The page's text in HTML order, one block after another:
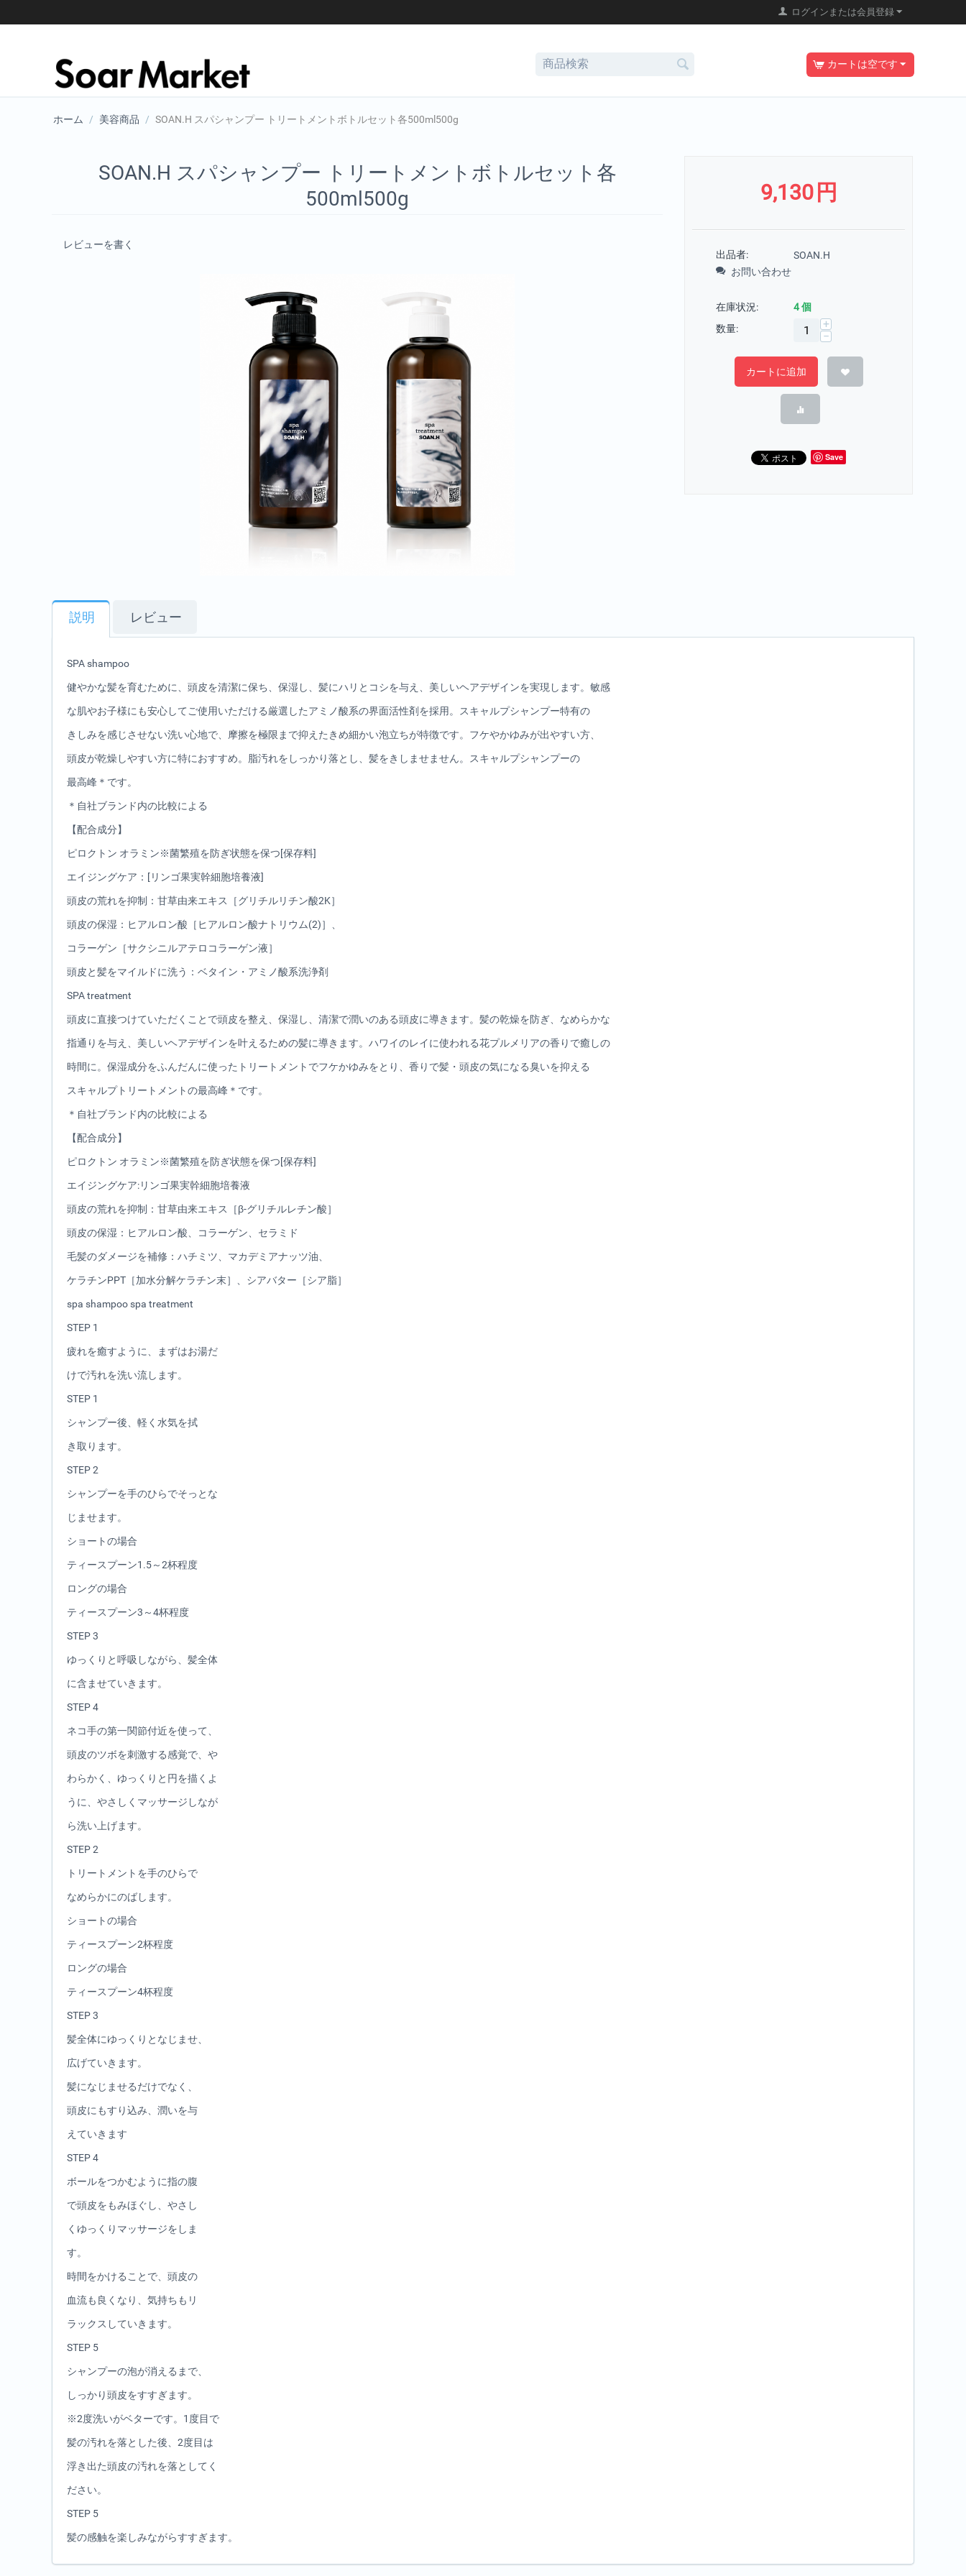
ログインまたは会員登録
カートは空です
ホーム / 美容商品 / SOAN.H スパシャンプー トリートメントボトルセット各500ml500g
SOAN.H スパシャンプー トリートメントボトルセット各
500ml500g
レビューを書く
9,130 円
出品者:
SOAN.H
お問い合わせ
在庫状況:
4 個
数量:
+
−
カートに追加
Save
説明 レビュー
SPA shampoo
健やかな髪を育むために、頭皮を清潔に保ち、保湿し、髪にハリとコシを与え、美しいヘアデザインを実現します。敏感
な肌やお子様にも安心してご使用いただける厳選したアミノ酸系の界面活性剤を採用。スキャルプシャンプー特有の
きしみを感じさせない洗い心地で、摩擦を極限まで抑えたきめ細かい泡立ちが特徴です。フケやかゆみが出やすい方、
頭皮が乾燥しやすい方に特におすすめ。脂汚れをしっかり落とし、髪をきしませません。スキャルプシャンプーの
最高峰＊です。
＊自社ブランド内の比較による
【配合成分】
ピロクトン オラミン※菌繁殖を防ぎ状態を保つ[保存料]
エイジングケア：[リンゴ果実幹細胞培養液]
頭皮の荒れを抑制：甘草由来エキス［グリチルリチン酸2K］
頭皮の保湿：ヒアルロン酸［ヒアルロン酸ナトリウム(2)］、
コラーゲン［サクシニルアテロコラーゲン液］
頭皮と髪をマイルドに洗う：ベタイン・アミノ酸系洗浄剤
SPA treatment
頭皮に直接つけていただくことで頭皮を整え、保湿し、清潔で潤いのある頭皮に導きます。髪の乾燥を防ぎ、なめらかな
指通りを与え、美しいヘアデザインを叶えるための髪に導きます。ハワイのレイに使われる花プルメリアの香りで癒しの
時間に。保湿成分をふんだんに使ったトリートメントでフケかゆみをとり、香りで髪・頭皮の気になる臭いを抑える
スキャルプトリートメントの最高峰＊です。
＊自社ブランド内の比較による
【配合成分】
ピロクトン オラミン※菌繁殖を防ぎ状態を保つ[保存料]
エイジングケア:リンゴ果実幹細胞培養液
頭皮の荒れを抑制：甘草由来エキス［β-グリチルレチン酸］
頭皮の保湿：ヒアルロン酸、コラーゲン、セラミド
毛髪のダメージを補修：ハチミツ、マカデミアナッツ油、
ケラチンPPT［加水分解ケラチン末］、シアバター［シア脂］
spa shampoo spa treatment
STEP 1
疲れを癒すように、まずはお湯だ
けで汚れを洗い流します。
STEP 1
シャンプー後、軽く水気を拭
き取ります。
STEP 2
シャンプーを手のひらでそっとな
じませます。
ショートの場合
ティースプーン1.5～2杯程度
ロングの場合
ティースプーン3～4杯程度
STEP 3
ゆっくりと呼吸しながら、髪全体
に含ませていきます。
STEP 4
ネコ手の第一関節付近を使って、
頭皮のツボを刺激する感覚で、や
わらかく、ゆっくりと円を描くよ
うに、やさしくマッサージしなが
ら洗い上げます。
STEP 2
トリートメントを手のひらで
なめらかにのばします。
ショートの場合
ティースプーン2杯程度
ロングの場合
ティースプーン4杯程度
STEP 3
髪全体にゆっくりとなじませ、
広げていきます。
髪になじませるだけでなく、
頭皮にもすり込み、潤いを与
えていきます
STEP 4
ボールをつかむように指の腹
で頭皮をもみほぐし、やさし
くゆっくりマッサージをしま
す。
時間をかけることで、頭皮の
血流も良くなり、気持ちもリ
ラックスしていきます。
STEP 5
シャンプーの泡が消えるまで、
しっかり頭皮をすすぎます。
※2度洗いがベターです。1度目で
髪の汚れを落とした後、2度目は
浮き出た頭皮の汚れを落としてく
ださい。
STEP 5
髪の感触を楽しみながらすすぎます。